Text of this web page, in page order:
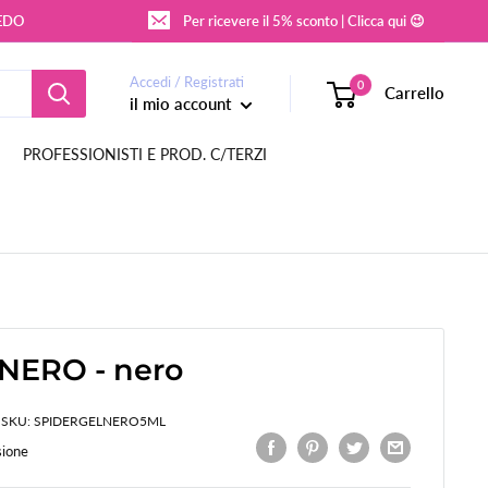
Per ricevere il 5% sconto | Clicca qui 😉
Accedi / Registrati
il mio account
0 Carrello
PROFESSIONISTI E PROD. C/TERZI
- nero
SKU: SPIDERGELNERO5ML